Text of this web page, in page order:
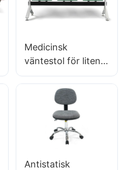
Medicinsk
väntestol för liten
klinik LC034
Tillverkare Hewei
Antistatisk